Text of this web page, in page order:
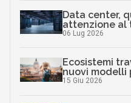
Data center,
attenzione al
06 Lug 2026
Ecosistemi
nuovi modelli
15 Giu 2026